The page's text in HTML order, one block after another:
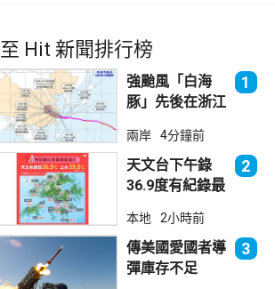
至 Hit 新聞排行榜
強颱風「白海
豚」先後在浙江
陸 上海落暴雨
1
兩岸 4分鐘前
天文台下午錄
36.9度有紀錄最
度境內最高
2
本地 2小時前
傳美國愛國者導
彈庫存不足
3